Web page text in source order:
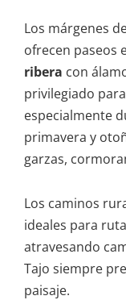
Los márgenes
ofrecen paseos
ribera con
privilegiado
especialmente
primavera y
garzas,
Los caminos
ideales para
atravesando
Tajo siempre
paisaje.